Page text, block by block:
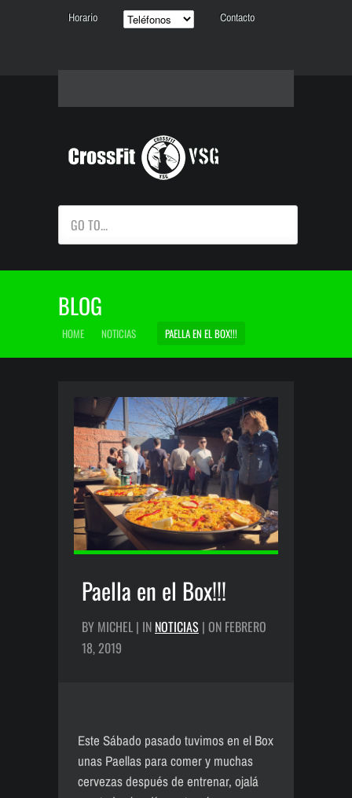
Horario Contacto
GO TO...
BLOG
HOME NOTICIAS PAELLA EN EL BOX!!!
Paella en el Box!!!
BY MICHEL | IN NOTICIAS | ON FEBRERO
18, 2019
Este Sábado pasado tuvimos en el Box
unas Paellas para comer y muchas
cervezas después de entrenar, ojalá